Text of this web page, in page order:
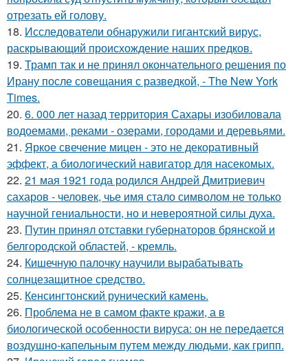
отрезать ей голову.
18. Исследователи обнаружили гигантский вирус,
раскрывающий происхождение наших предков.
19. Трамп так и не принял окончательного решения по
Ирану после совещания с разведкой, - The New York
Times.
20. 6. 000 лет назад территория Сахары изобиловала
водоемами, реками - озерами, городами и деревьями.
21. Яркое свечение мицен - это не декоративный
эффект, а биологический навигатор для насекомых.
22. 21 мая 1921 года родился Андрей Дмитриевич
сахаров - человек, чье имя стало символом не только
научной гениальности, но и невероятной силы духа.
23. Путин принял отставки губернаторов брянской и
белгородской областей, - кремль.
24. Кишечную палочку научили вырабатывать
солнцезащитное средство.
25. Кенсингтонский рунический камень.
26. Проблема не в самом факте кражи, а в
биологической особенности вируса: он не передается
воздушно-капельным путем между людьми, как грипп.